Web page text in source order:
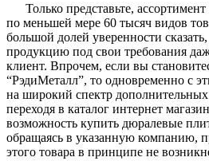
Только представьте,
по меньшей мере 60 тысяч видов
большой долей уверенности
продукцию под свои требования
клиент. Впрочем, если вы
“РэдиМеталл”, то одновременно с
на широкий спектр
переходя в каталог интернет
возможность купить дюралевые
обращаясь в указанную компанию,
этого товара в принципе не